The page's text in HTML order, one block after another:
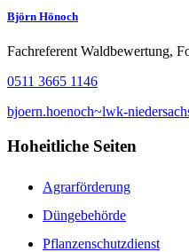
Björn Hönoch
Fachreferent Waldbewertung,
0511 3665 1146
bjoern.hoenoch~lwk-
Hoheitliche Seiten
Agrarförderung
Düngebehörde
Pflanzenschutzdienst